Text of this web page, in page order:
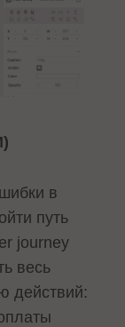
в
путь
journey
весь
действий: